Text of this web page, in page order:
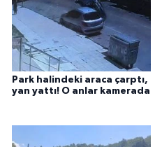
Park halindeki araca çarptı,
yan yattı! O anlar kamerada